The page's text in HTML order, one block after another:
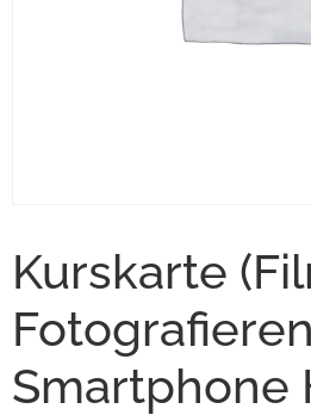
Kurskarte
Smartphone